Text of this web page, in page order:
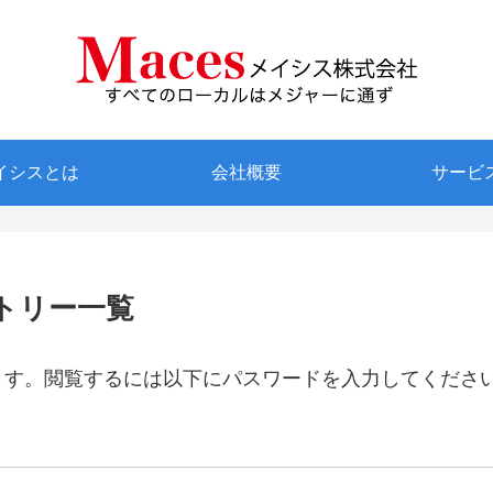
シスとは 会社概要 サービ
リー一覧
。閲覧するには以下にパスワードを入力してください